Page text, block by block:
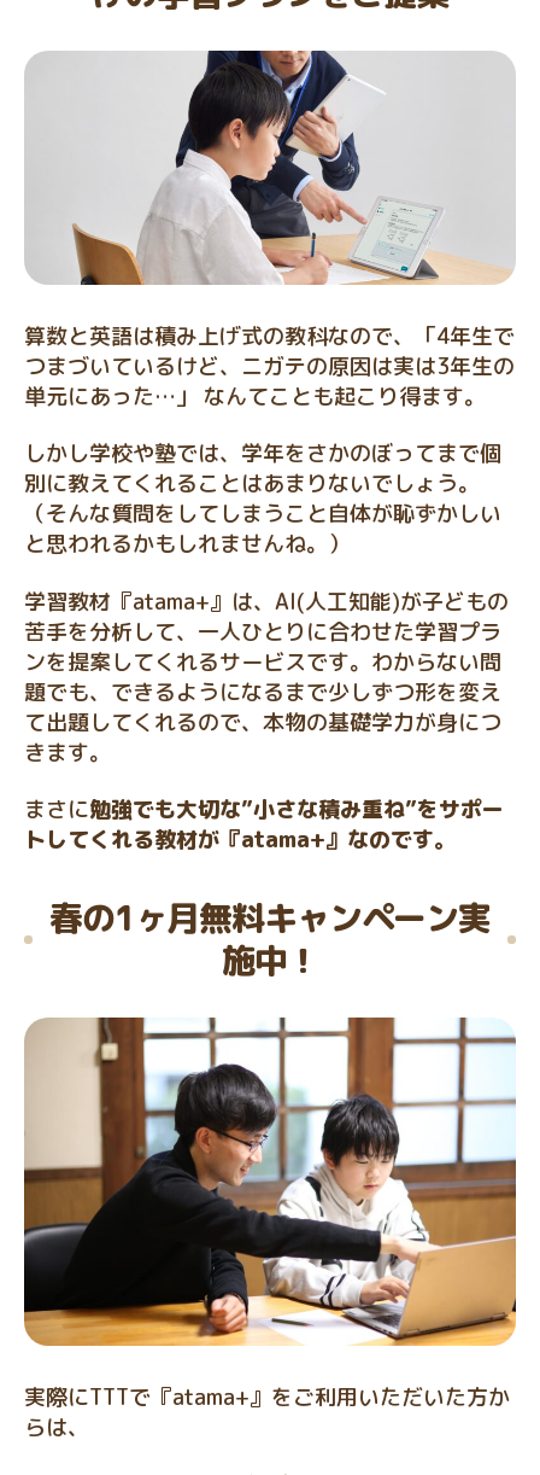
算数と英語は積み上げ式の教科なので、「4年生で
つまづいているけど、ニガテの原因は実は3年生の
単元にあった…」 なんてことも起こり得ます。
しかし学校や塾では、学年をさかのぼってまで個
別に教えてくれることはあまりないでしょう。
（そんな質問をしてしまうこと自体が恥ずかしい
と思われるかもしれませんね。）
学習教材『atama+』は、AI(人工知能)が子どもの
苦手を分析して、一人ひとりに合わせた学習プラ
ンを提案してくれるサービスです。わからない問
題でも、できるようになるまで少しずつ形を変え
て出題してくれるので、本物の基礎学力が身につ
きます。
まさに勉強でも大切な”小さな積み重ね”をサポー
トしてくれる教材が『atama+』なのです。
春の1ヶ月無料キャンペーン実
施中！
実際にTTTで『atama+』をご利用いただいた方か
らは、